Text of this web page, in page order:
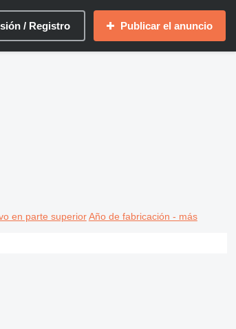
/ Registro Publicar el anuncio
en parte superior Año de fabricación - más